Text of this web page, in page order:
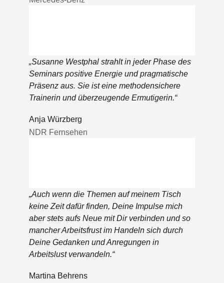
„Susanne Westphal strahlt in jeder Phase des
Seminars positive Energie und pragmatische
Präsenz aus. Sie ist eine methodensichere
Trainerin und überzeugende Ermutigerin.“
Anja Würzberg
NDR Fernsehen
„Auch wenn die Themen auf meinem Tisch
keine Zeit dafür finden, Deine Impulse mich
aber stets aufs Neue mit Dir verbinden und so
mancher Arbeitsfrust im Handeln sich durch
Deine Gedanken und Anregungen in
Arbeitslust verwandeln.“
Martina Behrens